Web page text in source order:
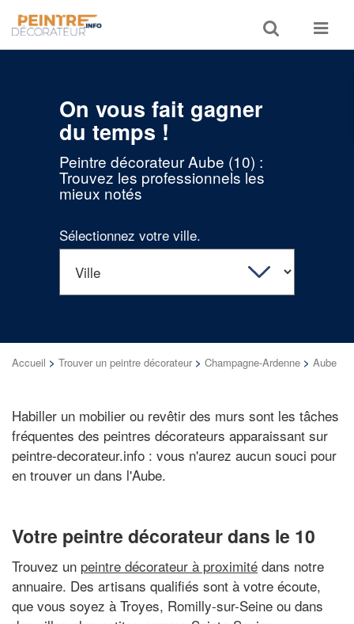
Toggle
search
Toggle
On vous fait gagner
du temps !
Peintre décorateur Aube (10) :
Trouvez les professionnels les
mieux notés
Sélectionnez votre ville.
Accueil > Trouver un peintre décorateur > Champagne-Ardenne > Aube
Habiller un mobilier ou revêtir des murs sont les tâches
fréquentes des peintres décorateurs apparaissant sur
peintre-decorateur.info : vous n'aurez aucun souci pour
en trouver un dans l'Aube.
Votre peintre décorateur dans le 10
Trouvez un peintre décorateur à proximité dans notre
annuaire. Des artisans qualifiés sont à votre écoute,
que vous soyez à Troyes, Romilly-sur-Seine ou dans